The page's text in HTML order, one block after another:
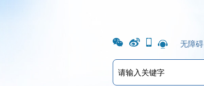
无障碍